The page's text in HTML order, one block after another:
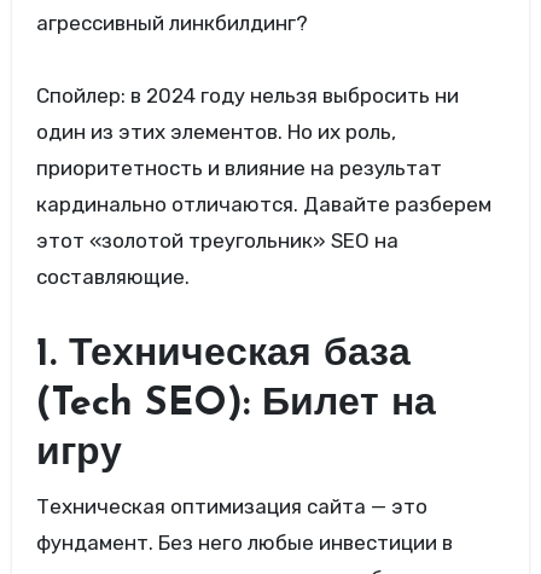
агрессивный линкбилдинг?
Спойлер: в 2024 году нельзя выбросить ни
один из этих элементов. Но их роль,
приоритетность и влияние на результат
кардинально отличаются. Давайте разберем
этот «золотой треугольник» SEO на
составляющие.
1. Техническая база
(Tech SEO): Билет на
игру
Техническая оптимизация сайта — это
фундамент. Без него любые инвестиции в